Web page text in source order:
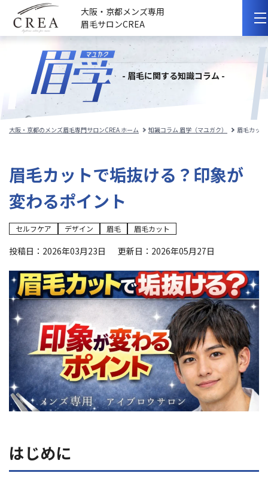
大阪・京都メンズ専用
眉毛サロンCREA
初めての方へ
選ばれる理由
サロンのこだわり
料金メニュー
スタッフ紹介
施術事例
よくある質問
眉学
Web予約
お電話：
京都四条烏丸店：075-746-6013
- 眉毛に関する知識コラム -
大阪・京都のメンズ眉毛専門サロンCREA ホーム 知識コラム 眉学（マユガク） 眉毛カッ
眉毛カットで垢抜ける？印象が
変わるポイント
セルフケア デザイン 眉毛 眉毛カット
投稿日：2026年03月23日 更新日：2026年05月27日
はじめに